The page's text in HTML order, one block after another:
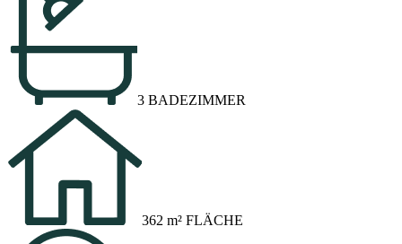
3 BADEZIMMER
362 m² FLÄCHE